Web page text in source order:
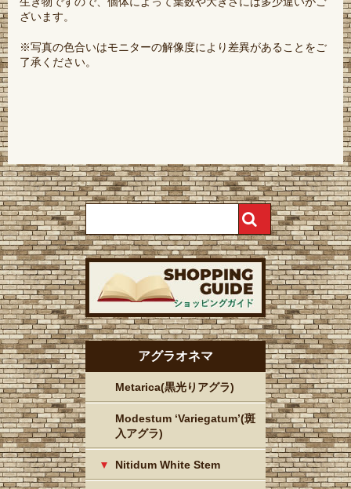
ざいます。
※写真の色合いはモニターの解像度により差異があることをご
了承ください。
アグラオネマ
Metarica(黒光りアグラ)
Modestum ‘Variegatum’(斑
入アグラ)
Nitidum White Stem